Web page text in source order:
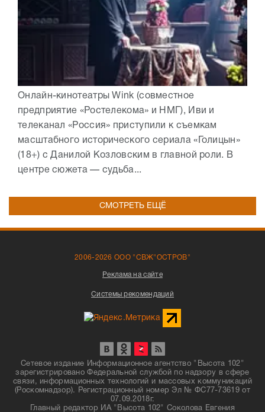
Онлайн-кинотеатры Wink (совместное
предприятие «Ростелекома» и НМГ), Иви и
телеканал «Россия» приступили к съемкам
масштабного исторического сериала «Голицын»
(18+) с Данилой Козловским в главной роли. В
центре сюжета — судьба...
СМОТРЕТЬ ЕЩЁ
2006-2026 ООО "СВЖ"ОСТРОВ"
Реклама на сайте
Системы рекомендаций
Сетевое издание Информационное агентство "Высота 102"
зарегистрировано Федеральной службой по надзору в сфере
связи, информационных технологий и массовых коммуникаций
(Роскомнадзор). Регистрационный номер Эл № ФС77-73619 от
07.09.2018г.
Главный редактор ИА "Высота 102" Соколова Евгения